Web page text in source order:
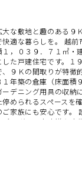
大な敷地と趣のある９
快適な暮らしを。 越
１，０３９．７１㎡・
した戸建住宅です。１
、９Ｋの間取りが特徴
１年築の倉庫（床面積
ーデニング用具の収納
停められるスペースを
ご家族にも安心です。
ロパンガス、上水道を